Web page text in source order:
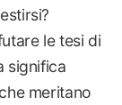
le tesi di
significa
meritano